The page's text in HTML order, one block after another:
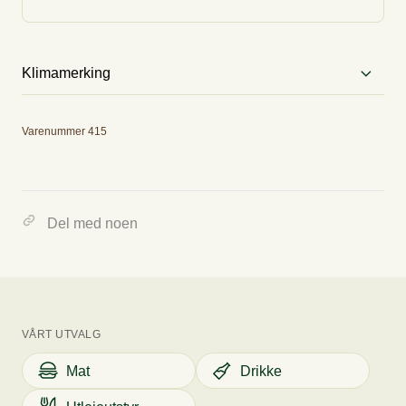
Klimamerking
Varenummer 415
Del med noen
VÅRT UTVALG
Mat Drikke